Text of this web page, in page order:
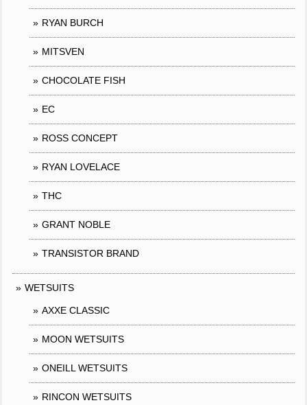
RYAN BURCH
MITSVEN
CHOCOLATE FISH
EC
ROSS CONCEPT
RYAN LOVELACE
THC
GRANT NOBLE
TRANSISTOR BRAND
WETSUITS
AXXE CLASSIC
MOON WETSUITS
ONEILL WETSUITS
RINCON WETSUITS